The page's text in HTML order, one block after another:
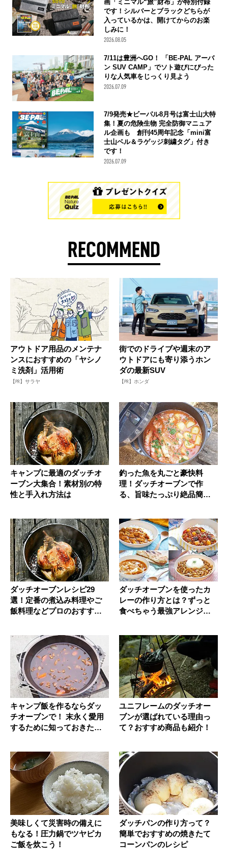
画「ミニマル“旅”財布」が特別付録
です！シルバーとブラックどちらが
入っているかは、開けてからのお楽
しみに！
2026.08.05
7/11は豊洲へGO！ 「BE-PAL アーバ
ン SUV CAMP」でソト遊びにぴった
りな人気車をじっくり見よう
2026.07.09
7/9発売★ビーパル8月号は富士山大特
集！夏の危険生物 完全防御マニュア
ル企画も 創刊45周年記念「mini富
士山ベル＆ラゲッジ刺繍タグ」付き
です！
2026.07.09
RECOMMEND
アウトドア用品のメンテナ
ンスにおすすめの「ヤシノ
ミ洗剤」活用術
【PR】サラヤ
街でのドライブや週末のア
ウトドアにも寄り添うホン
ダの最新SUV
【PR】ホンダ
キャンプに最適のダッチオ
ーブン大集合！素材別の特
性と手入れ方法は
釣った魚を丸ごと豪快料
理！ダッチオーブンで作
る、旨味たっぷり絶品簡単
ダッチオーブンレシピ29
選！定番の煮込み料理やご
飯料理などプロのおすすめ
ダッチオーブンを使ったカ
レーの作り方とは？ずっと
食べちゃう最強アレンジレ
キャンプ飯を作るならダッ
チオーブンで！ 末永く愛用
するために知っておきたい
ユニフレームのダッチオー
ブンが選ばれている理由っ
て？おすすめ商品も紹介！
美味しくて災害時の備えに
もなる！圧力鍋でツヤピカ
ご飯を炊こう！
ダッチパンの作り方って？
簡単でおすすめの焼きたて
コーンパンのレシピ